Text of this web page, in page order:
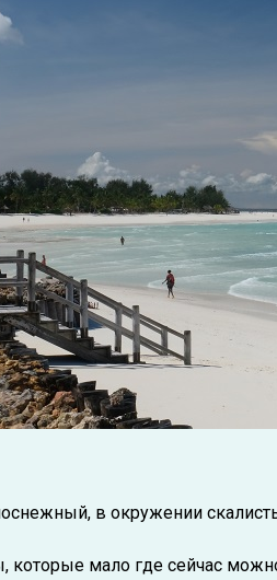
в окружении
которые мало где сейчас